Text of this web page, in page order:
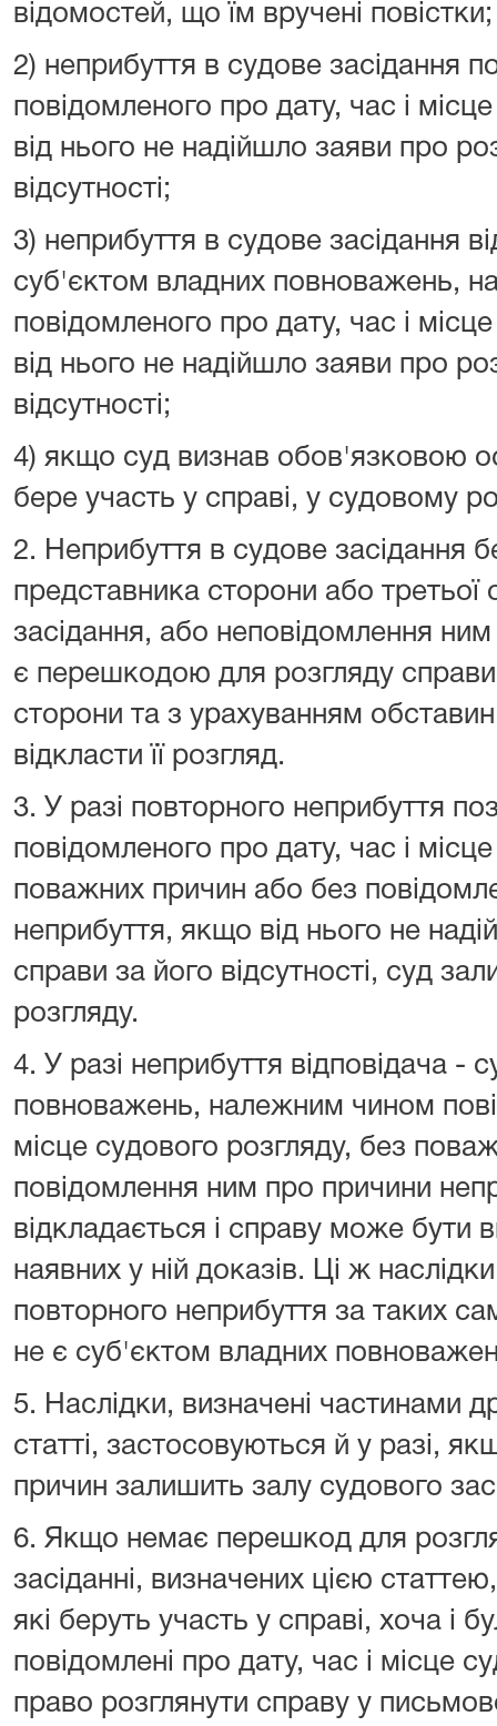
відомостей, що їм вручені повістки;
2) неприбуття в судове засідання
повідомленого про дату, час і
від нього не надійшло заяви про
відсутності;
3) неприбуття в судове засідання
суб'єктом владних повноважень,
повідомленого про дату, час і
від нього не надійшло заяви про
відсутності;
4) якщо суд визнав обов'язковою
бере участь у справі, у судовому
2. Неприбуття в судове засідання
представника сторони або третьої
засідання, або неповідомлення
є перешкодою для розгляду
сторони та з урахуванням
відкласти її розгляд.
3. У разі повторного неприбуття
повідомленого про дату, час і
поважних причин або без
неприбуття, якщо від нього не
справи за його відсутності, суд
розгляду.
4. У разі неприбуття відповідача -
повноважень, належним чином
місце судового розгляду, без
повідомлення ним про причини
відкладається і справу може бути
наявних у ній доказів. Ці ж
повторного неприбуття за таких
не є суб'єктом владних
5. Наслідки, визначені частинами
статті, застосовуються й у разі,
причин залишить залу судового
6. Якщо немає перешкод для
засіданні, визначених цією
які беруть участь у справі, хоча і
повідомлені про дату, час і місце
право розглянути справу у